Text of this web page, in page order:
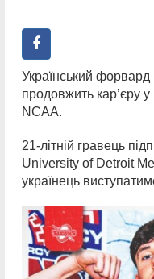
Український
продовжить кар’єру
NCAA.
21-літній гравець
University of Detroit
українець